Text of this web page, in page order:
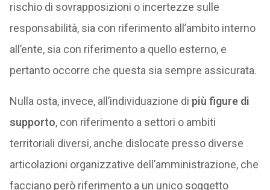
rischio di sovrapposizioni o incertezze sulle
responsabilità, sia con riferimento all’ambito interno
all’ente, sia con riferimento a quello esterno, e
pertanto occorre che questa sia sempre assicurata.
Nulla osta, invece, all’individuazione di più figure di
supporto, con riferimento a settori o ambiti
territoriali diversi, anche dislocate presso diverse
articolazioni organizzative dell’amministrazione, che
facciano però riferimento a un unico soggetto